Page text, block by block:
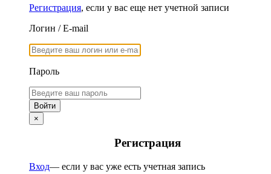
Регистрация, если у вас еще нет учетной записи
Логин / E-mail
Пароль
×
Регистрация
Вход— если у вас уже есть учетная запись